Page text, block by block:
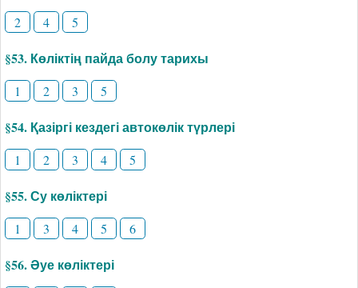
2 4 5
§53. Көліктің пайда болу тарихы
1 2 3 5
§54. Қазіргі кездегі автокөлік түрлері
1 2 3 4 5
§55. Су көліктері
1 3 4 5 6
§56. Әуе көліктері